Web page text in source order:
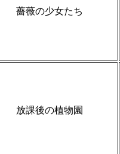
薔薇の少女たち
放課後の植物園